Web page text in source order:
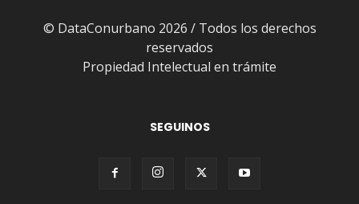
© DataConurbano 2026 / Todos los derechos
reservados
Propiedad Intelectual en trámite
SEGUINOS